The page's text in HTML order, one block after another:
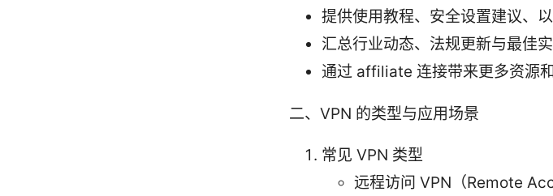
提供使用教程、安全设置建议、
汇总行业动态、法规更新与最佳
通过 affiliate 连接带来更多资源
二、VPN 的类型与应用场景
常见 VPN 类型
远程访问 VPN（Remote